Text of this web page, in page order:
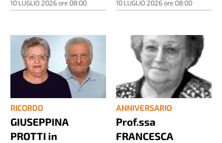
10 LUGLIO 2026ore 08:00 10 LUGLIO 2026ore 08:00
RICORDO
GIUSEPPINA
PROTTI in
ANNIVERSARIO
Prof.ssa
FRANCESCA